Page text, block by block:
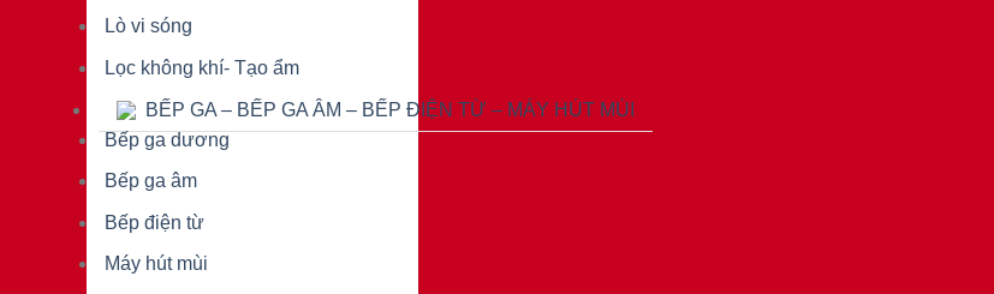
Lò vi sóng
Lọc không khí- Tạo ẩm
BẾP GA – BẾP GA ÂM – BẾP ĐIỆN TỪ – MÁY HÚT MÙI
Bếp ga dương
Bếp ga âm
Bếp điện từ
Máy hút mùi